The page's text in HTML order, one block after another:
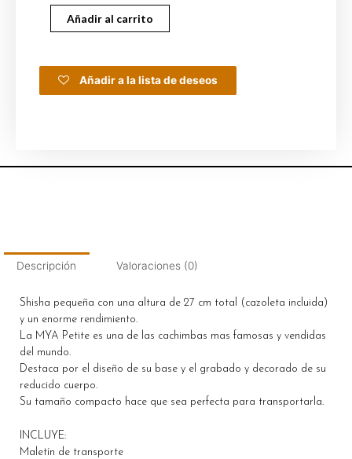
Añadir al carrito
Añadir a la lista de deseos
Descripción Valoraciones (0)
Shisha pequeña con una altura de 27 cm total (cazoleta incluida)
y un enorme rendimiento.
La MYA Petite es una de las cachimbas mas famosas y vendidas
del mundo.
Destaca por el diseño de su base y el grabado y decorado de su
reducido cuerpo.
Su tamaño compacto hace que sea perfecta para transportarla.
INCLUYE:
Maletín de transporte